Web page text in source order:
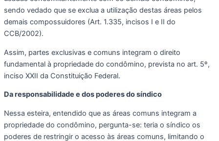
sendo vedado que se exclua a utilização destas áreas pelos
demais compossuidores (Art. 1.335, incisos I e II do
CCB/2002).
Assim, partes exclusivas e comuns integram o direito
fundamental à propriedade do condômino, prevista no art. 5º,
inciso XXII da Constituição Federal.
Da responsabilidade e dos poderes do síndico
Nessa esteira, entendido que as áreas comuns integram a
propriedade do condômino, pergunta-se: teria o síndico os
poderes de restringir o acesso às áreas comuns, limitando o